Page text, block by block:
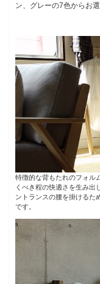
ン、グレーの7色からお
特徴的な背もたれのフォル
くべき程の快適さを生み出
ントランスの腰を掛けるた
です。